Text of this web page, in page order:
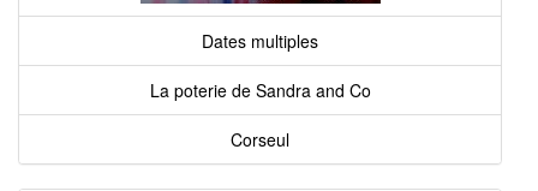
Dates multiples
La poterie de Sandra and Co
Corseul